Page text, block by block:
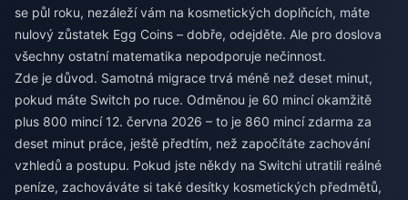
se půl roku, nezáleží vám na kosmetických doplňcích, máte
nulový zůstatek Egg Coins – dobře, odejděte. Ale pro doslova
všechny ostatní matematika nepodporuje nečinnost.
Zde je důvod. Samotná migrace trvá méně než deset minut,
pokud máte Switch po ruce. Odměnou je 60 mincí okamžitě
plus 800 mincí 12. června 2026 – to je 860 mincí zdarma za
deset minut práce, ještě předtím, než započítáte zachování
vzhledů a postupu. Pokud jste někdy na Switchi utratili reálné
peníze, zachováváte si také desítky kosmetických předmětů,